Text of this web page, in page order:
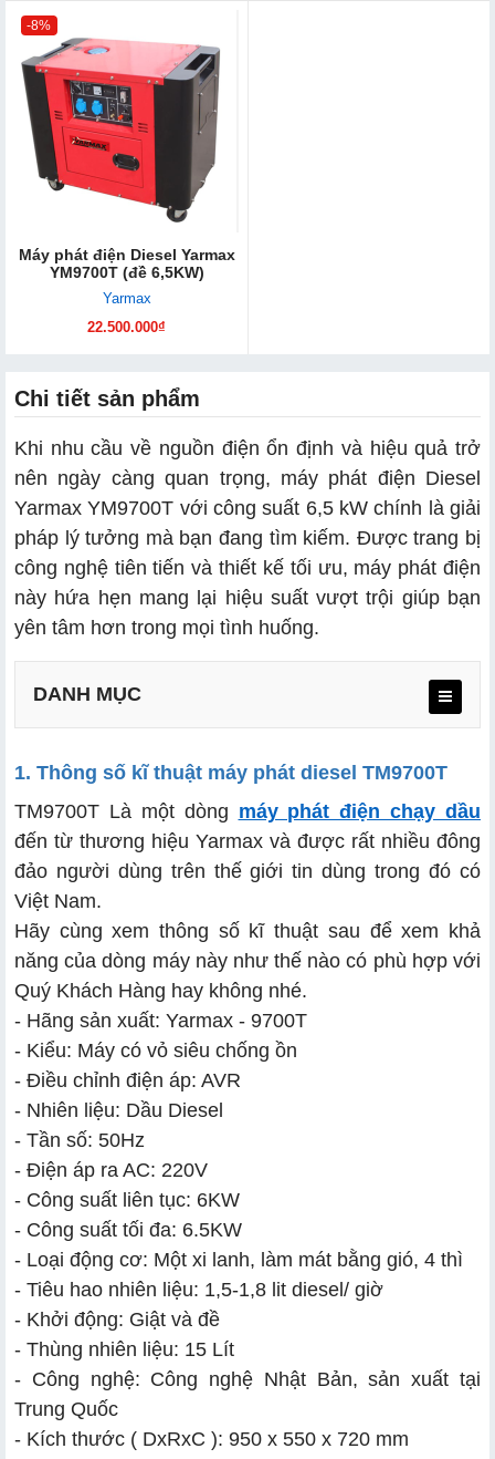
-8%
Máy phát điện Diesel Yarmax
YM9700T (đề 6,5KW)
Yarmax
22.500.000₫
Chi tiết sản phẩm
Khi nhu cầu về nguồn điện ổn định và hiệu quả trở
nên ngày càng quan trọng, máy phát điện Diesel
Yarmax YM9700T với công suất 6,5 kW chính là giải
pháp lý tưởng mà bạn đang tìm kiếm. Được trang bị
công nghệ tiên tiến và thiết kế tối ưu, máy phát điện
này hứa hẹn mang lại hiệu suất vượt trội giúp bạn
yên tâm hơn trong mọi tình huống.
DANH MỤC
a. Xuất xứ sản xuất
b. Thiết kế của máy phát điện YM9700T
c. Tính năng & khả năng làm việc
1. Thông số kĩ thuật máy phát diesel TM9700T
TM9700T Là một dòng máy phát điện chạy dầu
đến từ thương hiệu Yarmax và được rất nhiều đông
đảo người dùng trên thế giới tin dùng trong đó có
Việt Nam.
Hãy cùng xem thông số kĩ thuật sau để xem khả
năng của dòng máy này như thế nào có phù hợp với
Quý Khách Hàng hay không nhé.
- Hãng sản xuất: Yarmax - 9700T
- Kiểu: Máy có vỏ siêu chống ồn
- Điều chỉnh điện áp: AVR
- Nhiên liệu: Dầu Diesel
- Tần số: 50Hz
- Điện áp ra AC: 220V
- Công suất liên tục: 6KW
- Công suất tối đa: 6.5KW
- Loại động cơ: Một xi lanh, làm mát bằng gió, 4 thì
- Tiêu hao nhiên liệu: 1,5-1,8 lit diesel/ giờ
- Khởi động: Giật và đề
- Thùng nhiên liệu: 15 Lít
- Công nghệ: Công nghệ Nhật Bản, sản xuất tại
Trung Quốc
- Kích thước ( DxRxC ): 950 x 550 x 720 mm